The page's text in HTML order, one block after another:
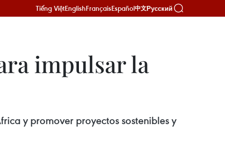
Tiếng ViệtEnglishFrançaisEspañol中文Русский
impulsar la
y promover proyectos sostenibles y